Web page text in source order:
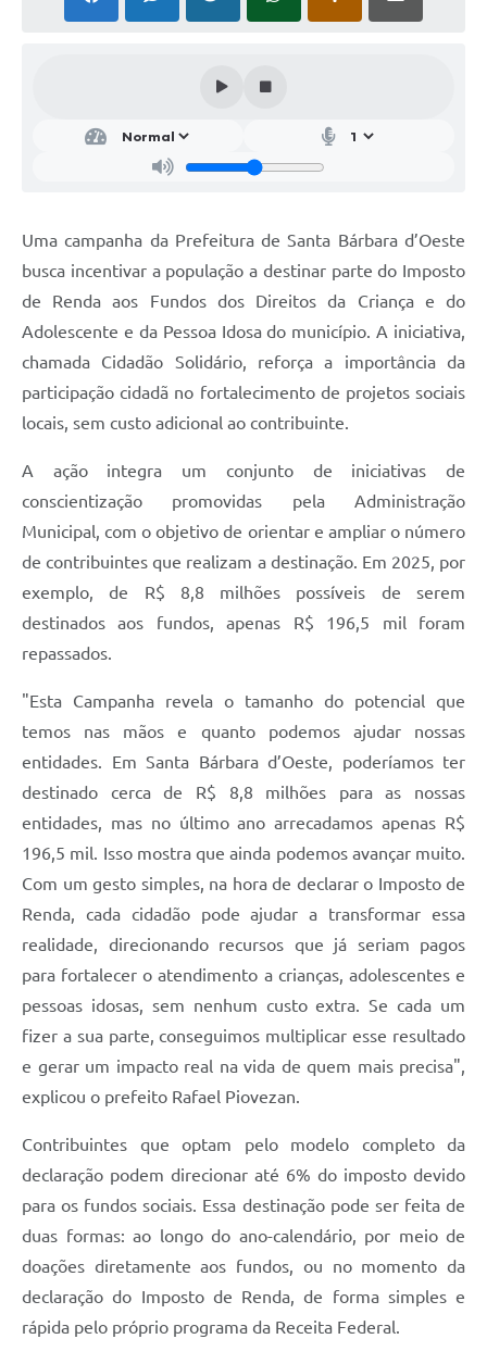
Lei Aldir Blanc
Principal
Galeria de Fotos
Notícias
Galeria de Vídeos
Links
Enquete
Jornal
Contato
Plano Municipal de Segurança Pública
Plano de Contratações Anuais
Uma campanha da Prefeitura de Santa Bárbara d’Oeste
busca incentivar a população a destinar parte do Imposto
de Renda aos Fundos dos Direitos da Criança e do
Adolescente e da Pessoa Idosa do município. A iniciativa,
chamada Cidadão Solidário, reforça a importância da
participação cidadã no fortalecimento de projetos sociais
locais, sem custo adicional ao contribuinte.
A ação integra um conjunto de iniciativas de
conscientização promovidas pela Administração
Municipal, com o objetivo de orientar e ampliar o número
de contribuintes que realizam a destinação. Em 2025, por
exemplo, de R$ 8,8 milhões possíveis de serem
destinados aos fundos, apenas R$ 196,5 mil foram
repassados.
"Esta Campanha revela o tamanho do potencial que
temos nas mãos e quanto podemos ajudar nossas
entidades. Em Santa Bárbara d’Oeste, poderíamos ter
destinado cerca de R$ 8,8 milhões para as nossas
entidades, mas no último ano arrecadamos apenas R$
196,5 mil. Isso mostra que ainda podemos avançar muito.
Com um gesto simples, na hora de declarar o Imposto de
Renda, cada cidadão pode ajudar a transformar essa
realidade, direcionando recursos que já seriam pagos
para fortalecer o atendimento a crianças, adolescentes e
pessoas idosas, sem nenhum custo extra. Se cada um
fizer a sua parte, conseguimos multiplicar esse resultado
e gerar um impacto real na vida de quem mais precisa",
explicou o prefeito Rafael Piovezan.
Contribuintes que optam pelo modelo completo da
declaração podem direcionar até 6% do imposto devido
para os fundos sociais. Essa destinação pode ser feita de
duas formas: ao longo do ano-calendário, por meio de
doações diretamente aos fundos, ou no momento da
declaração do Imposto de Renda, de forma simples e
rápida pelo próprio programa da Receita Federal.